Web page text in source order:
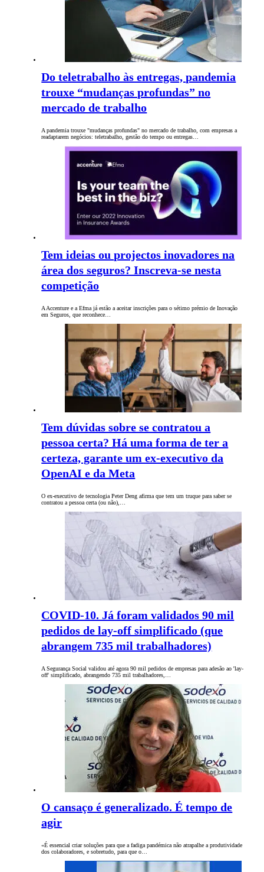
Do teletrabalho às entregas, pandemia
trouxe “mudanças profundas” no
mercado de trabalho
A pandemia trouxe "mudanças profundas" no mercado de trabalho, com empresas a
readaptarem negócios: teletrabalho, gestão do tempo ou entregas…
Tem ideias ou projectos inovadores na
área dos seguros? Inscreva-se nesta
competição
A Accenture e a Efma já estão a aceitar inscrições para o sétimo prémio de Inovação
em Seguros, que reconhece…
Tem dúvidas sobre se contratou a
pessoa certa? Há uma forma de ter a
certeza, garante um ex-executivo da
OpenAI e da Meta
O ex-executivo de tecnologia Peter Deng afirma que tem um truque para saber se
contratou a pessoa certa (ou não),…
COVID-10. Já foram validados 90 mil
pedidos de lay-off simplificado (que
abrangem 735 mil trabalhadores)
A Segurança Social validou até agora 90 mil pedidos de empresas para adesão ao 'lay-
off' simplificado, abrangendo 735 mil trabalhadores,…
O cansaço é generalizado. É tempo de
agir
«É essencial criar soluções para que a fadiga pandémica não atrapalhe a produtividade
dos colaboradores, e sobretudo, para que o…